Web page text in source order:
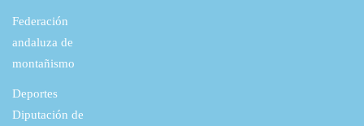
Federación
andaluza de
montañismo
Deportes
Diputación de